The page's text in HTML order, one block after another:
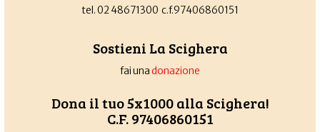
tel. 02 48671300 c.f.97406860151
Sostieni La Scighera
fai unadonazione
Dona il tuo 5x1000 alla Scighera!
C.F. 97406860151